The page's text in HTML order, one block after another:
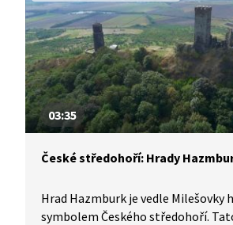
03:35
České středohoří: Hrady
Hrad Hazmburk je vedle Milešovky
symbolem Českého středohoří.